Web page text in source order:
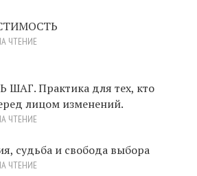
ЧТЕНИЕ
ШАГ. Практика для тех, кто
лицом изменений.
ЧТЕНИЕ
судьба и свобода выбора
ЧТЕНИЕ